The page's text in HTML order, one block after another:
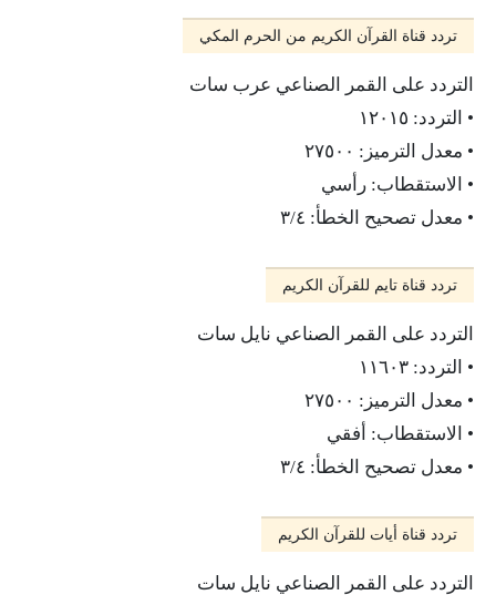
تردد قناة القرآن الكريم من الحرم المكي
التردد على القمر الصناعي عرب سات
• التردد: ١٢٠١٥
• معدل الترميز: ٢٧٥٠٠
• الاستقطاب: رأسي
• معدل تصحيح الخطأ: ٣/٤
تردد قناة تايم للقرآن الكريم
التردد على القمر الصناعي نايل سات
• التردد: ١١٦٠٣
• معدل الترميز: ٢٧٥٠٠
• الاستقطاب: أفقي
• معدل تصحيح الخطأ: ٣/٤
تردد قناة أيات للقرآن الكريم
التردد على القمر الصناعي نايل سات